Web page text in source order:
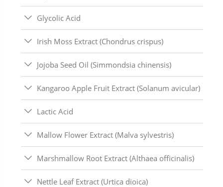
Glycolic Acid
Irish Moss Extract (Chondrus crispus)
Jojoba Seed Oil (Simmondsia chinensis)
Kangaroo Apple Fruit Extract (Solanum avicular)
Lactic Acid
Mallow Flower Extract (Malva sylvestris)
Marshmallow Root Extract (Althaea officinalis)
Nettle Leaf Extract (Urtica dioica)